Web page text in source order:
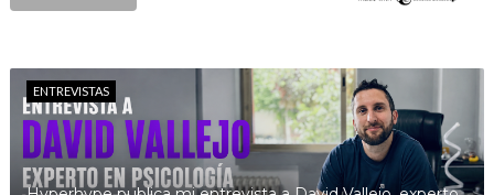
ENTREVISTAS